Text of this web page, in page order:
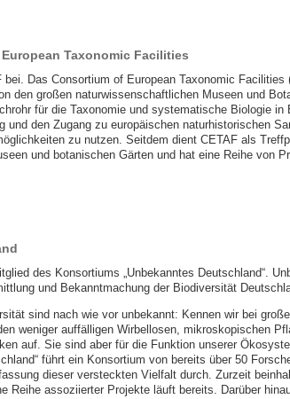
Taxonomic Facilities
Das Consortium of European Taxonomic
den großen naturwissenschaftlichen Museen und
für die Taxonomie und systematische Biologie in
und den Zugang zu europäischen naturhistorischen
zu nutzen. Seitdem dient CETAF als
und botanischen Gärten und hat eine Reihe von
des Konsortiums „Unbekanntes Deutschland“.
und Bekanntmachung der Biodiversität
sind nach wie vor unbekannt: Kennen wir bei
weniger auffälligen Wirbellosen, mikroskopischen
auf. Sie sind aber für die Funktion unserer
führt ein Konsortium von bereits über 50
dieser versteckten Vielfalt durch. Zurzeit
Reihe assoziierter Projekte läuft bereits. Darüber